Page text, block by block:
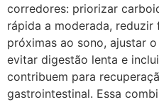
corredores: priorizar
rápida a moderada, reduzir
próximas ao sono, ajustar
evitar digestão lenta e
contribuem para
gastrointestinal. Essa